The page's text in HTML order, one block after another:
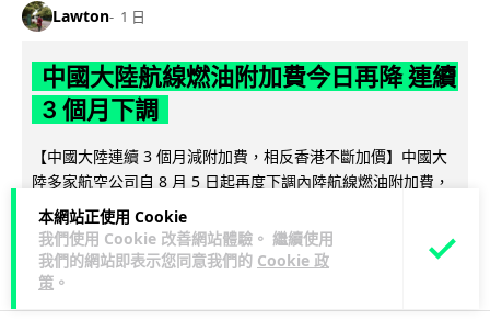
本網站正使用 Cookie
我們使用 Cookie 改善網站體驗。 繼續使用
我們的網站即表示您同意我們的 Cookie 政
策 。
Lawton 1 日
中國大陸航線燃油附加費今日再降 連續
3 個月下調
【中國大陸連續 3 個月減附加費，相反香港不斷加價】中國大
陸多家航空公司自 8 月 5 日起再度下調內陸航線燃油附加費，
為年內連續第 3 個...
33 5↗ 分享